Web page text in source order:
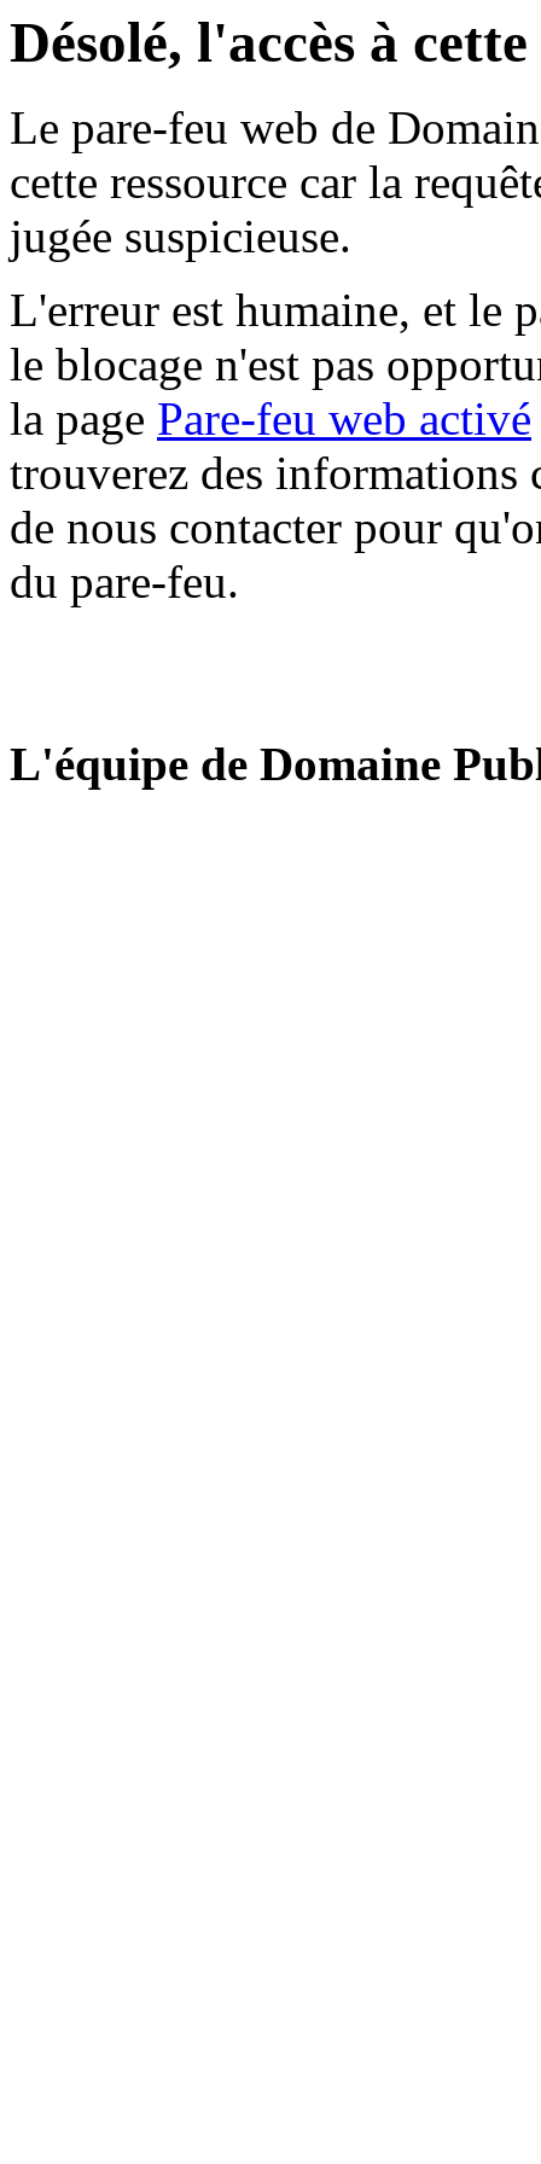
Désolé, l'accès à
Le pare-feu web de
cette ressource car la
jugée suspicieuse.
L'erreur est humaine, et le
le blocage n'est pas
la page Pare-feu web activé
trouverez des informations
de nous contacter pour
du pare-feu.
L'équipe de Domaine